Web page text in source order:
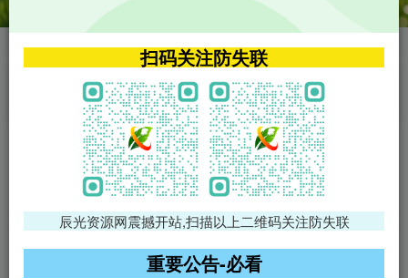
VIP特权介绍 APP源码
VIP特权介绍
火
VIP特权介绍
影视源码
影视源码
免费领支付宝红包
腾讯轻量4核4G3M服务器38元/
扫码关注防失联
辰光资源网震撼开站,扫描以上二维码关注防失联
重要公告-必看